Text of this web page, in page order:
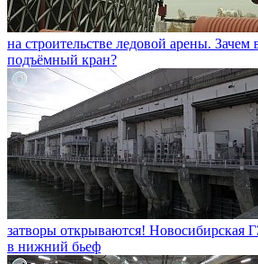
на строительстве ледовой арены. Зачем
подъёмный кран?
затворы открываются! Новосибирская
в нижний бьеф